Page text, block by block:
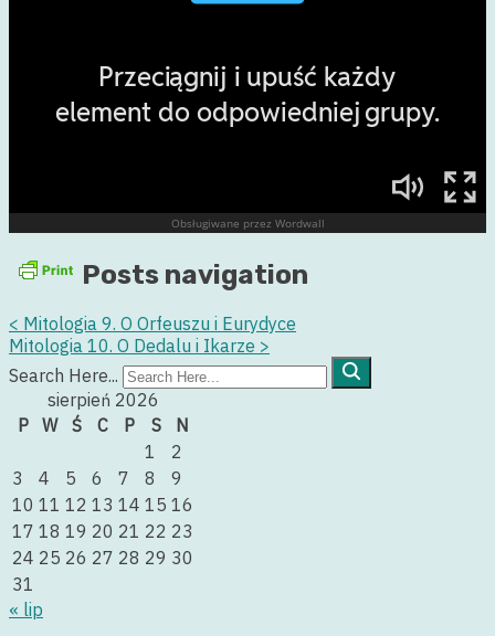
Posts navigation
< Mitologia 9. O Orfeuszu i Eurydyce
Mitologia 10. O Dedalu i Ikarze >
Search Here...
sierpień 2026
P W Ś C P S
N
1
2
3
4 5 6 7 8
9
10 11 12 13 14 15 16
17 18 19 20 21 22 23
24 25 26 27 28 29 30
31
« lip